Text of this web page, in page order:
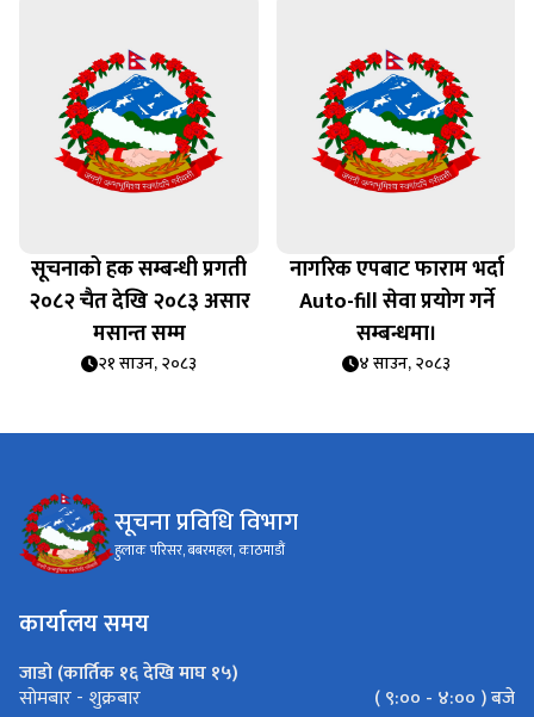
सूचनाको हक सम्बन्धी प्रगती
२०८२ चैत देखि २०८३ असार
मसान्त सम्म
२१ साउन, २०८३
नागरिक एपबाट फाराम भर्दा
Auto-fill सेवा प्रयोग गर्ने
सम्बन्धमा।
४ साउन, २०८३
सूचना प्रविधि विभाग
हुलाक परिसर, बबरमहल, काठमाडौं
कार्यालय समय
जाडो (कार्तिक १६ देखि माघ १५)
सोमबार - शुक्रबार
( ९:०० - ४:०० ) बजे